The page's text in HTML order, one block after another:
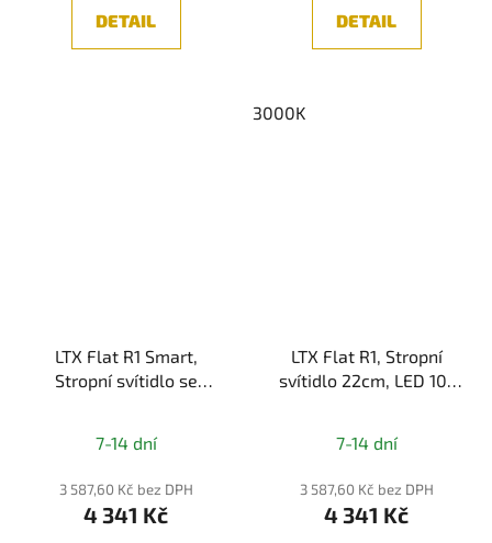
DETAIL DETAIL
3000K
LTX Flat R1 Smart,
Stropní svítidlo se
IP54, bílá
7-14 dní
3 587,60 Kč bez DPH
4 341 Kč
LTX Flat R1, Stropní
svítidlo 22cm, LED 10-
hodnocení
produktu
je
7-14 dní
3 587,60 Kč bez DPH
4 341 Kč